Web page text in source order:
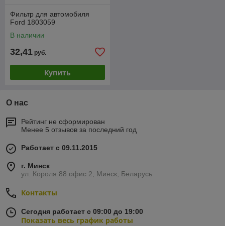
Фильтр для автомобиля
Ford 1803059
В наличии
32,41 руб.
Купить
О нас
Рейтинг не сформирован
Менее 5 отзывов за последний год
Работает с 09.11.2015
г. Минск
ул. Короля 88 офис 2, Минск, Беларусь
Контакты
Сегодня работает с 09:00 до 19:00
Показать весь график работы